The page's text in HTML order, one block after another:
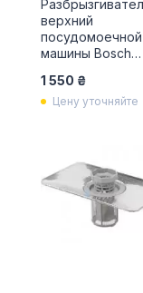
верхний
посудомоечной
машины Bosch
1 550 ₴
Цену уточняйте